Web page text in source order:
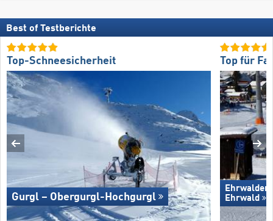
Best of Testberichte
Top-Schneesicherheit
Gurgl – Obergurgl-Hochgurgl
Top für
Ehrwalder
Ehrwald